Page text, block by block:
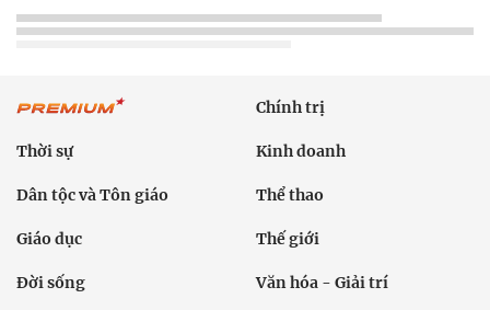
Chính trị
Thời sự Kinh doanh
Dân tộc và Tôn giáo Thể thao
Giáo dục Thế giới
Đời sống Văn hóa - Giải trí